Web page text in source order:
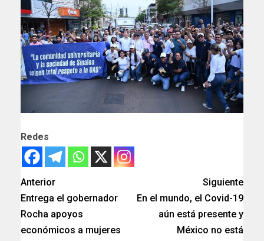
Redes
Anterior
Entrega el gobernador
Rocha apoyos
económicos a mujeres
Siguiente
En el mundo, el Covid-19
aún está presente y
México no está